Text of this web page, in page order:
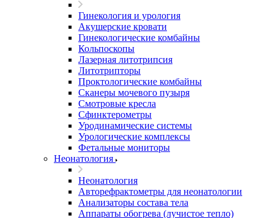
Гинекология и урология
Акушерские кровати
Гинекологические комбайны
Кольпоскопы
Лазерная литотрипсия
Литотрипторы
Проктологические комбайны
Сканеры мочевого пузыря
Смотровые кресла
Сфинктерометры
Уродинамические системы
Урологические комплексы
Фетальные мониторы
Неонатология
Неонатология
Авторефрактометры для неонатологии
Анализаторы состава тела
Аппараты обогрева (лучистое тепло)